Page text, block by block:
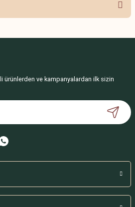
ederiz.
veya görüntülenemiyor.
bilgiler bulunuyor.
olmalı.
ürünlerden ve kampanyalardan ilk sizin